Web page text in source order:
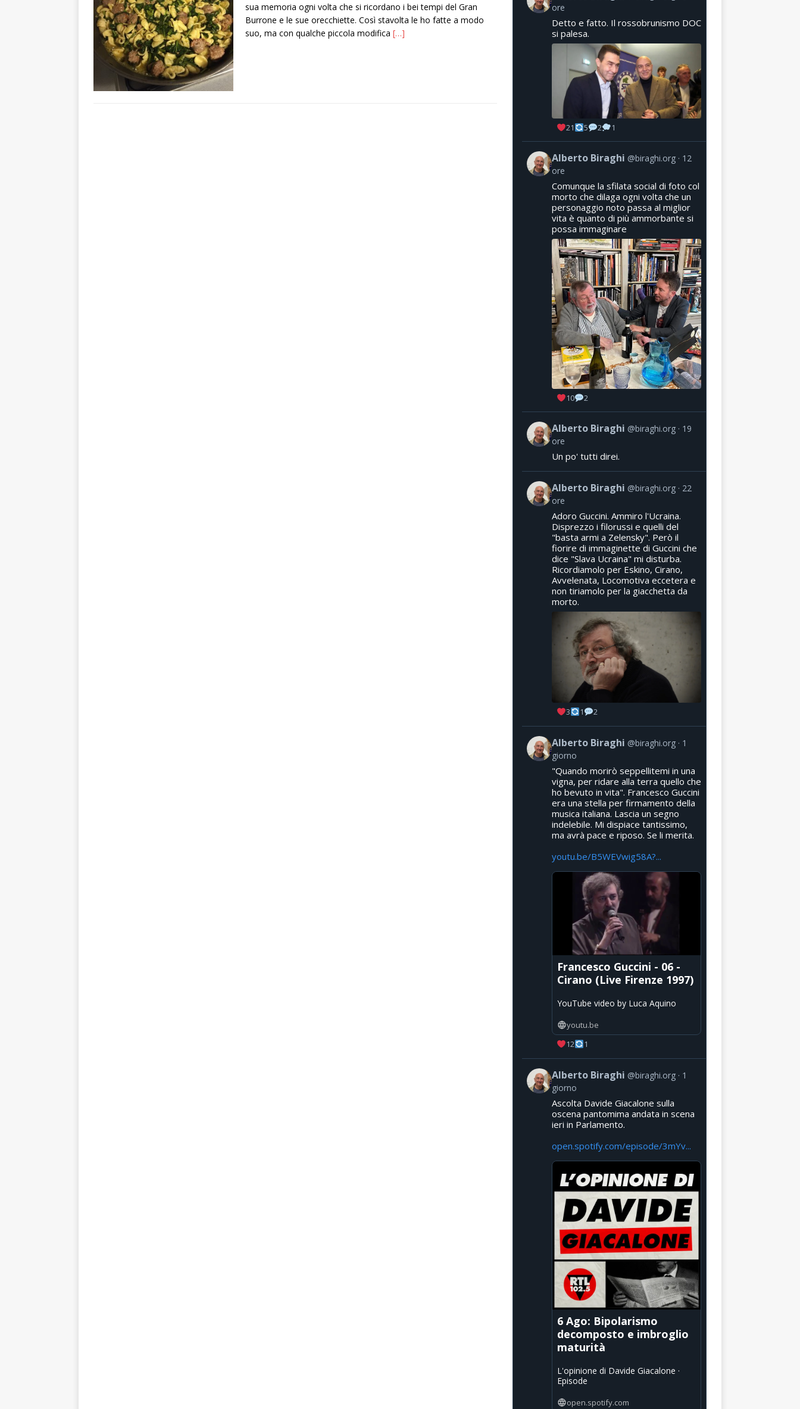
sua memoria ogni volta che si ricordano i bei tempi del Gran
Burrone e le sue orecchiette. Così stavolta le ho fatte a modo
suo, ma con qualche piccola modifica […]
ore
Detto e fatto. Il rossobrunismo DOC
si palesa.
21 5 2 1
Alberto Biraghi @biraghi.org
12
ore
Comunque la sfilata social di foto col
morto che dilaga ogni volta che un
personaggio noto passa al miglior
vita è quanto di più ammorbante si
possa immaginare
10 2
Alberto Biraghi @biraghi.org
19
ore
Un po' tutti direi.
Alberto Biraghi @biraghi.org
22
ore
Adoro Guccini. Ammiro l'Ucraina.
Disprezzo i filorussi e quelli del
"basta armi a Zelensky". Però il
fiorire di immaginette di Guccini che
dice "Slava Ucraina" mi disturba.
Ricordiamolo per Eskino, Cirano,
Avvelenata, Locomotiva eccetera e
non tiriamolo per la giacchetta da
morto.
3 1 2
Alberto Biraghi @biraghi.org
1
giorno
"Quando morirò seppellitemi in una
vigna, per ridare alla terra quello che
ho bevuto in vita". Francesco Guccini
era una stella per firmamento della
musica italiana. Lascia un segno
indelebile. Mi dispiace tantissimo,
ma avrà pace e riposo. Se li merita.
youtu.be/B5WEVwig58A?...
Francesco Guccini - 06 -
Cirano (Live Firenze 1997)
YouTube video by Luca Aquino
youtu.be
12
1
Alberto Biraghi @biraghi.org
1
giorno
Ascolta Davide Giacalone sulla
oscena pantomima andata in scena
ieri in Parlamento.
open.spotify.com/episode/3mYv...
6 Ago: Bipolarismo
decomposto e imbroglio
maturità
L'opinione di Davide Giacalone ·
Episode
open.spotify.com